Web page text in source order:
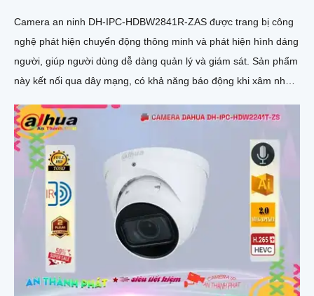
Camera an ninh DH-IPC-HDBW2841R-ZAS được trang bị công
nghệ phát hiện chuyển động thông minh và phát hiện hình dáng
người, giúp người dùng dễ dàng quản lý và giám sát. Sản phẩm
này kết nối qua dây mạng, có khả năng báo động khi xâm nhập